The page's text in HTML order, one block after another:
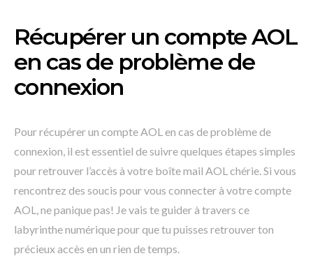
Récupérer un compte AOL
en cas de problème de
connexion
Pour récupérer un compte AOL en cas de problème de
connexion, il est essentiel de suivre quelques étapes simples
pour retrouver l’accès à votre boîte mail AOL chérie. Si vous
rencontrez des soucis pour vous connecter à votre compte
AOL, ne panique pas! Je vais te guider à travers ce
labyrinthe numérique pour que tu puisses retrouver ton
précieux accès en un rien de temps.